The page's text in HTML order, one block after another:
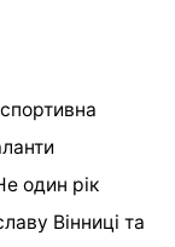
один рік
Вінниці та